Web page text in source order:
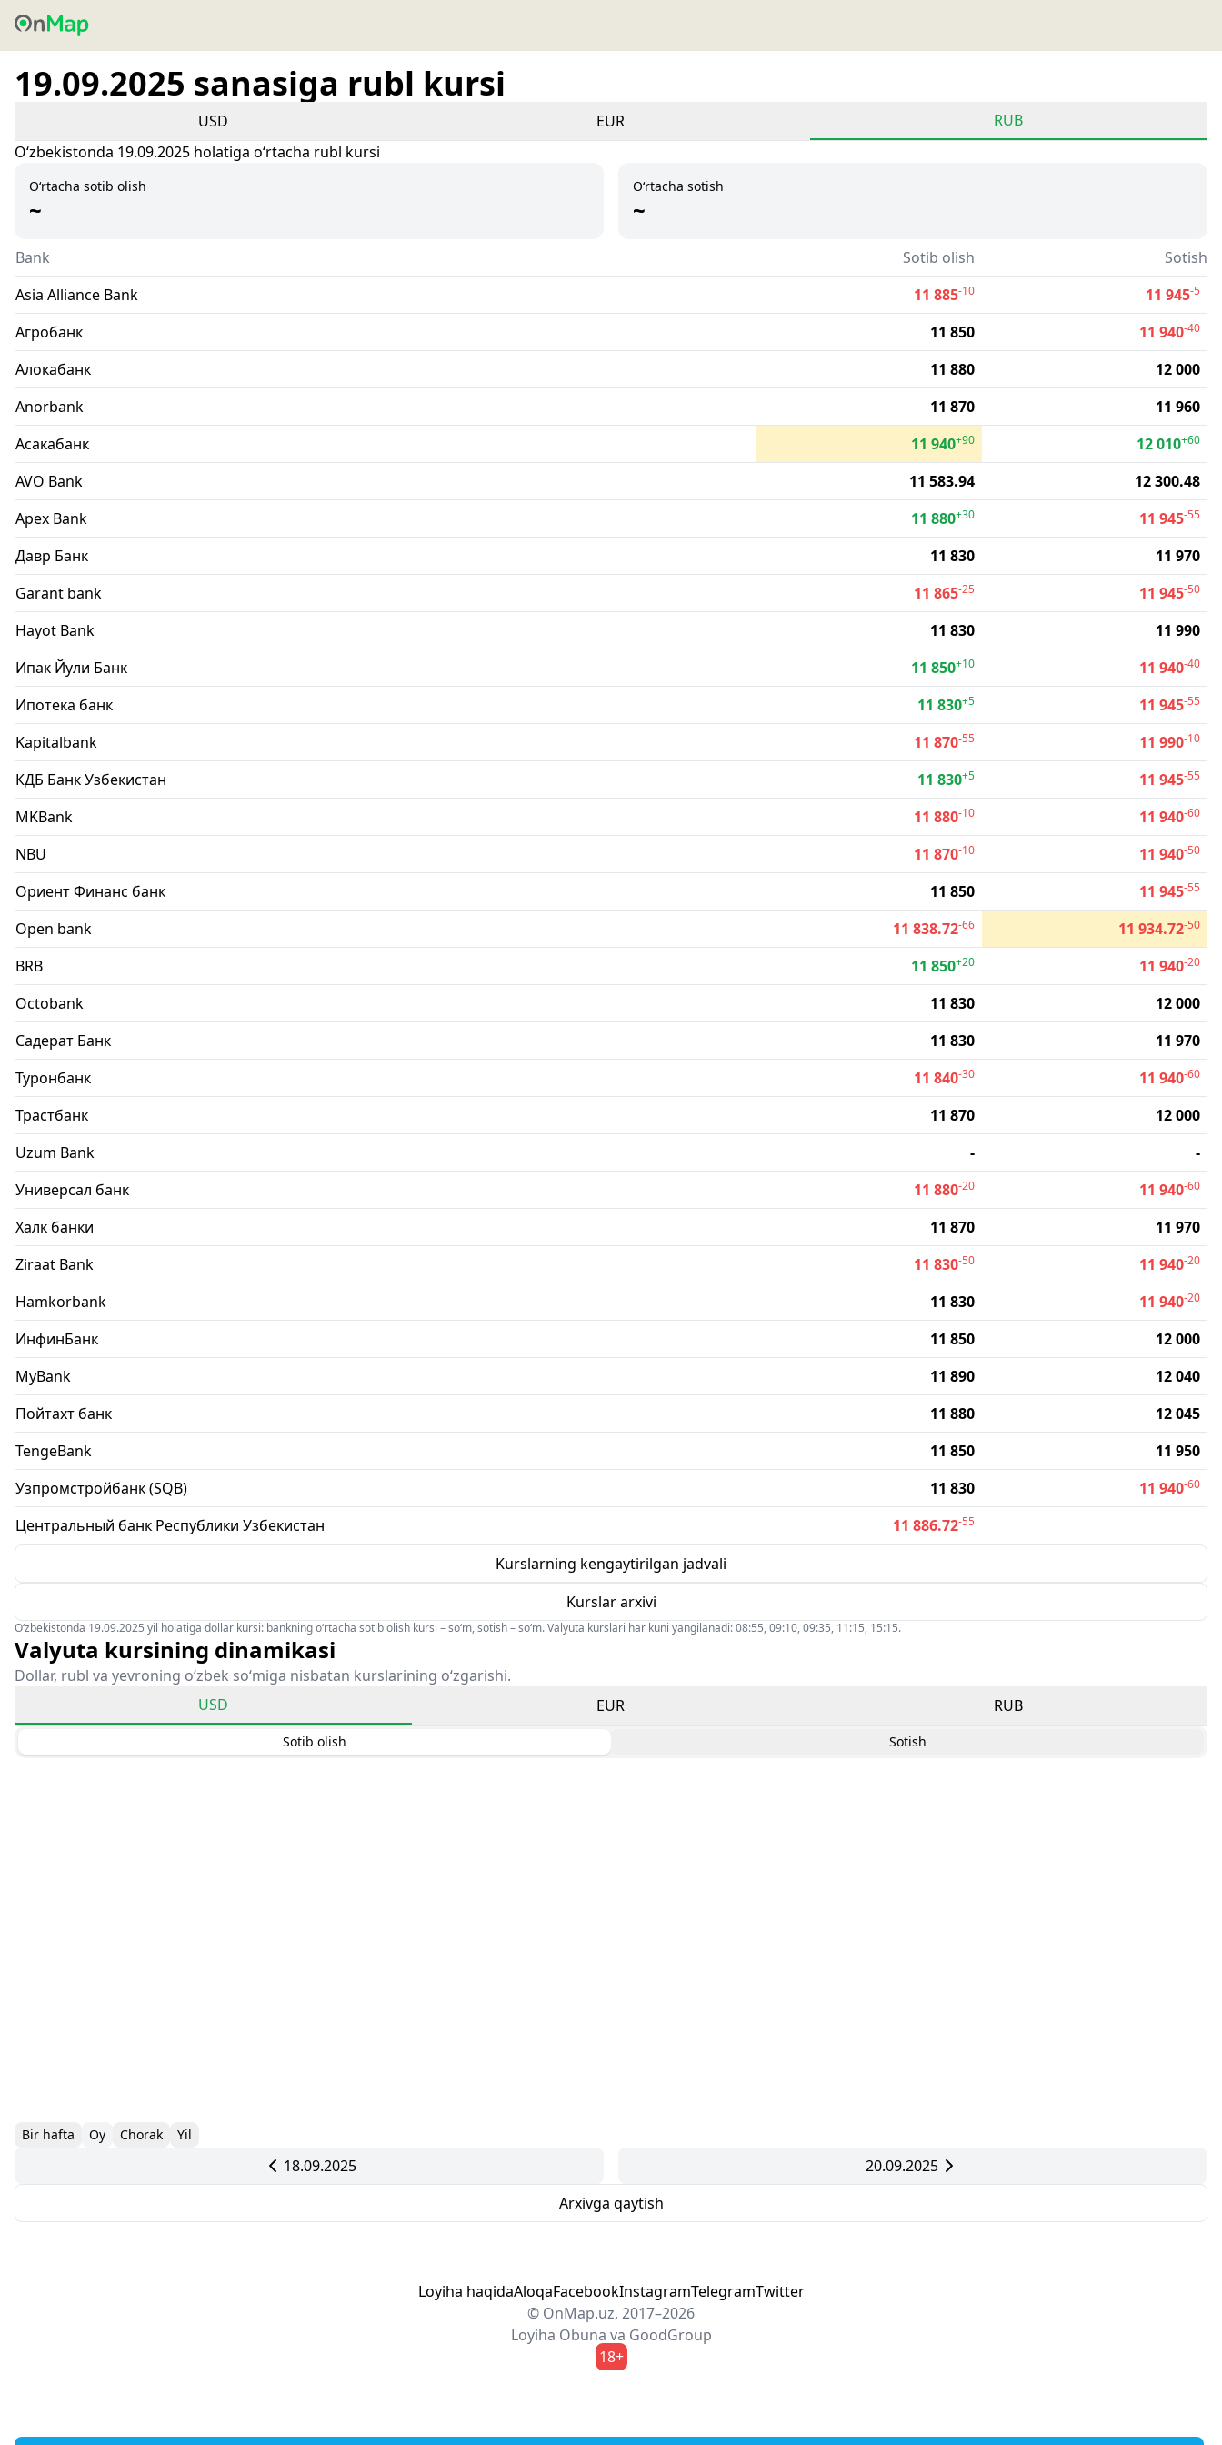
19.09.2025 sanasiga rubl kursi
USD EUR
RUB
Oʻzbekistonda 19.09.2025 holatiga oʻrtacha rubl kursi
O‘rtacha sotib olish
~
O‘rtacha sotish
~
Bank Sotib olish
Sotish
Asia Alliance Bank
11 885-10 11 945-5
Агробанк 11 850 11 940-40
Алокабанк 11 880
12 000
Anorbank
11 870
11 960
Асакабанк
11 940+90 12 010+60
AVO Bank 11 583.94
12 300.48
Apex Bank
11 880+30 11 945-55
Давр Банк 11 830
11 970
Garant bank
11 865-25 11 945-50
Hayot Bank 11 830
11 990
Ипак Йули Банк
11 850+10 11 940-40
Ипотека банк 11 830+5 11 945-55
Kapitalbank 11 870-55 11 990-10
КДБ Банк Узбекистан 11 830+5 11 945-55
MKBank 11 880-10 11 940-60
NBU 11 870-10 11 940-50
Ориент Финанс банк 11 850 11 945-55
Open bank 11 838.72-66 11 934.72-50
BRB 11 850+20 11 940-20
Octobank 11 830
12 000
Садерат Банк
11 830
11 970
Туронбанк
11 840-30 11 940-60
Трастбанк 11 870
12 000
Uzum Bank
-
-
Универсал банк
11 880-20 11 940-60
Халк банки 11 870
11 970
Ziraat Bank
11 830-50 11 940-20
Hamkorbank 11 830 11 940-20
ИнфинБанк 11 850
12 000
MyBank
11 890
12 040
Пойтахт банк
11 880
12 045
TengeBank
11 850
11 950
Узпромстройбанк (SQB)
11 830 11 940-60
Центральный банк Республики Узбекистан 11 886.72-55
Kurslarning kengaytirilgan jadvali
Kurslar arxivi
O‘zbekistonda 19.09.2025 yil holatiga dollar kursi: bankning o‘rtacha sotib olish kursi – so‘m, sotish – so‘m. Valyuta kurslari har kuni yangilanadi: 08:55, 09:10, 09:35, 11:15, 15:15.
Valyuta kursining dinamikasi
Dollar, rubl va yevroning o‘zbek so‘miga nisbatan kurslarining o‘zgarishi.
USD
EUR RUB
Sotib olish Sotish
Bir hafta Oy Chorak Yil
18.09.2025
20.09.2025
Arxivga qaytish
Loyiha haqidaAloqaFacebookInstagramTelegramTwitter
© OnMap.uz, 2017–2026
Loyiha Obuna va GoodGroup
18+